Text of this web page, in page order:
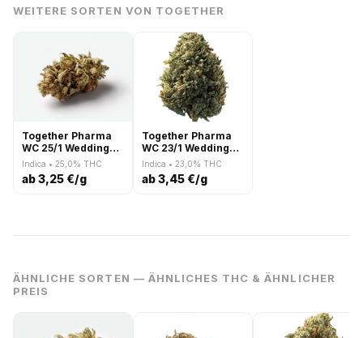
WEITERE SORTEN VON TOGETHER
Together Pharma
WC 25/1 Wedding
Cake
Indica • 25,0% THC
ab 3,25 €/g
Together Pharma
WC 23/1 Wedding
Cake
Indica • 23,0% THC
ab 3,45 €/g
ÄHNLICHE SORTEN — ÄHNLICHES THC & ÄHNLICHER
PREIS